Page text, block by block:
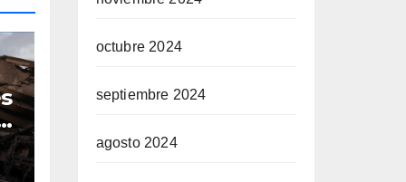
octubre 2024
septiembre 2024
agosto 2024